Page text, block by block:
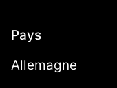
Pays
Allemagne